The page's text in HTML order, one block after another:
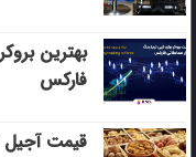
بهترین
فارکس
قیمت آجیل